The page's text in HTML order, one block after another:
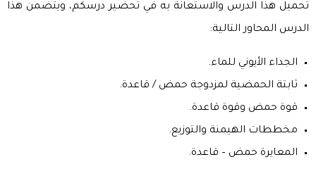
تحميل هذا الدرس والاستعانة به في تحضير درسكم، ويتضمن هذا
الدرس المحاور التالية:
الجداء الأيوني للماء.
ثابتة الحمضية لمزدوجة حمض / قاعدة.
قوة حمض وقوة قاعدة.
مخططات الهيمنة والتوزيع.
المعايرة حمض – قاعدة.